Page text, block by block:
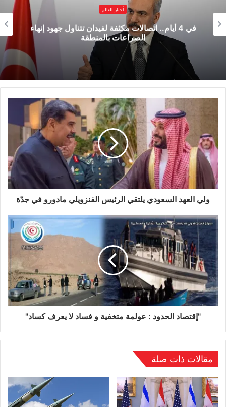
الحالي للاتحاد الإفريقي عثمان غزالي، ونظراؤه
الجنوب إفريقي سيريل رامافوزا، والسنغالي ماكي
سال، والأوغندي يوري موسيفيني، والزامبي هاكايندي
هيتشيليما.
إنهاء هذا النزاع بالنظر لآثاره السلبية الهائلة على دولها
والعالم في قطاعات منها أمن الغذاء والطاقة
والتمويل الدولي”، وفق البيان المصري.
من جانبه، أعرب السيسي، خلال الاجتماع عن “تطلع
مصر إلى أن تسهم المبادرة الإفريقية في تسوية
النزاع الروسي الأوكراني، في ضوء ما يربط دول
القارة الإفريقية من علاقات ممتدة مع الدولتين”.
وشهد الاجتماع “التوافق على استمرار العمل المكثف
على دفع المبادرة الإفريقية من خلال بلورة الآليات
اللازمة لتشجيع الجانبين الروسي والأوكراني على
الانخراط فيها بشكل إيجابي خلال الفترة المقبلة”.
أخبار العالم
في 4 أيام.. اتصالات مكثفة لفيدان تتناول جهود إنهاء
الصراعات بالمنطقة
ولي العهد السعودي يلتقي الرئيس الفنزويلي مادورو في جدّة
"إقتصاد الحدود : عولمة متخفية و فساد لا يعرف كساد"
مقالات ذات صلة